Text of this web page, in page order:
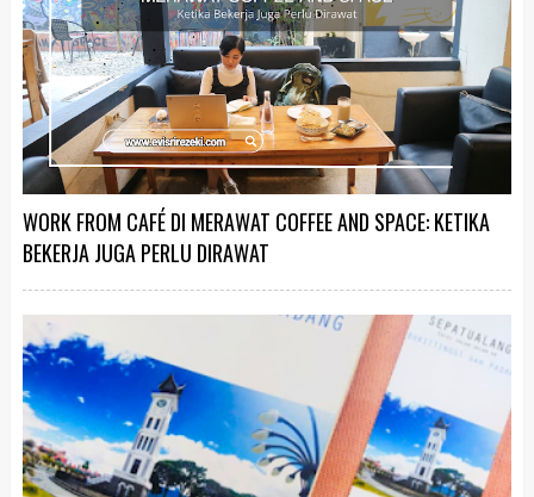
WORK FROM CAFÉ DI MERAWAT COFFEE AND SPACE: KETIKA
BEKERJA JUGA PERLU DIRAWAT